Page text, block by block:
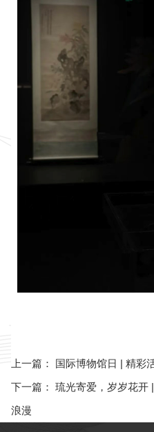
上一篇： 国际博物馆日 | 精彩
下一篇：
琉光寄爱，岁岁花开
浪漫